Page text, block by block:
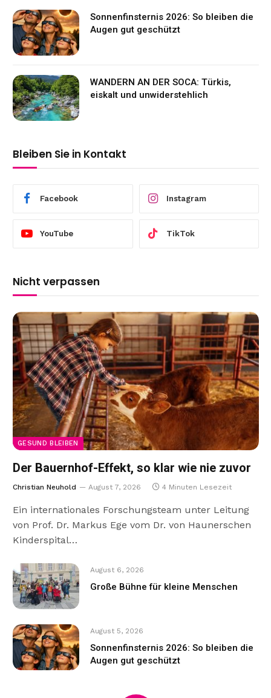
Sonnenfinsternis 2026: So bleiben die
Augen gut geschützt
WANDERN AN DER SOCA: Türkis,
eiskalt und unwiderstehlich
Bleiben Sie in Kontakt
Facebook Instagram
YouTube TikTok
Nicht verpassen
GESUND BLEIBEN
Der Bauernhof-Effekt, so klar wie nie zuvor
Christian Neuhold August 7, 2026 4 Minuten Lesezeit
Ein internationales Forschungsteam unter Leitung
von Prof. Dr. Markus Ege vom Dr. von Haunerschen
Kinderspital…
August 6, 2026
Große Bühne für kleine Menschen
August 5, 2026
Sonnenfinsternis 2026: So bleiben die
Augen gut geschützt